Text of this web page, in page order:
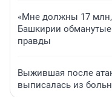
«Мне должны 17 млн,
Башкирии
правды
Выжившая после
выписалась из